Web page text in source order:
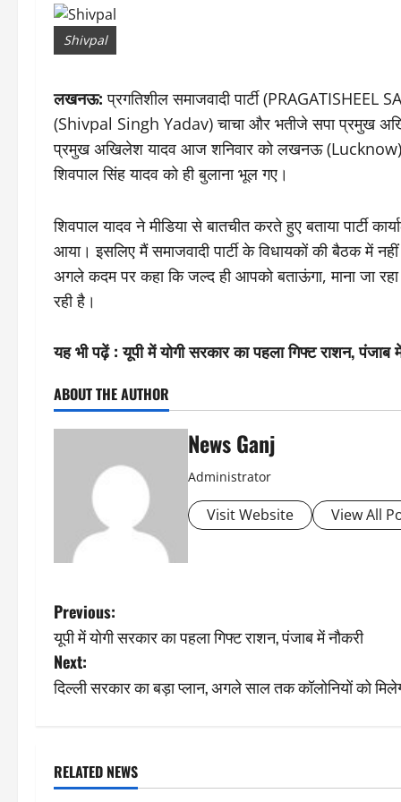
Shivpal
लखनऊ: प्रगतिशील समाजवादी पार्टी (PRAGATISHEEL
(Shivpal Singh Yadav) चाचा और भतीजे सपा प्रमुख
प्रमुख अखिलेश यादव आज शनिवार को लखनऊ (Lucknow) में
शिवपाल सिंह यादव को ही बुलाना भूल गए।
शिवपाल यादव ने मीडिया से बातचीत करते हुए बताया पार्टी
आया। इसलिए मैं समाजवादी पार्टी के विधायकों की बैठक में
अगले कदम पर कहा कि जल्द ही आपको बताऊंगा, माना जा
रही है।
यह भी पढ़ें :यूपी में योगी सरकार का पहला गिफ्ट राशन, पंजाब
ABOUT THE AUTHOR
News Ganj
Administrator
Visit Website View All
P
o
s
n
Previous:
यूपी में योगी सरकार का पहला गिफ्ट राशन, पंजाब में नौकरी
Next:
दिल्ली सरकार का बड़ा प्लान, अगले साल तक कॉलोनियों को
RELATED NEWS